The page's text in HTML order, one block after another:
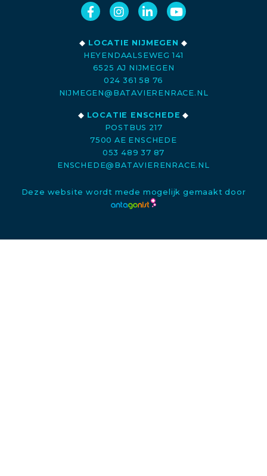
◆ LOCATIE NIJMEGEN ◆
HEYENDAALSEWEG 141
6525 AJ NIJMEGEN
024 361 58 76
NIJMEGEN@BATAVIERENRACE.NL
◆ LOCATIE ENSCHEDE ◆
POSTBUS 217
7500 AE ENSCHEDE
053 489 37 87
ENSCHEDE@BATAVIERENRACE.NL
Deze website wordt mede mogelijk gemaakt door